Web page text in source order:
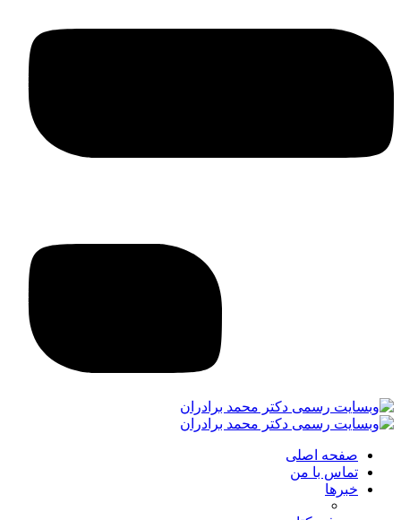
صفحه اصلی
تماس با من
خبرها